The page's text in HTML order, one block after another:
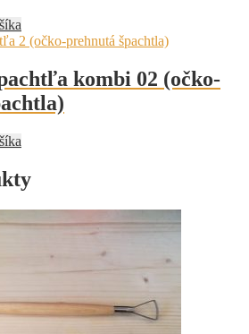
kombi 02 (očko-